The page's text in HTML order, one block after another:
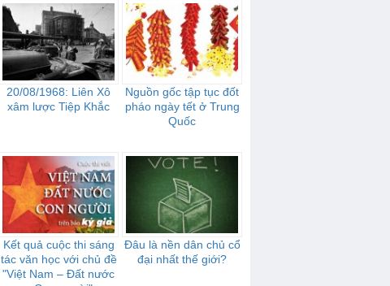
20/08/1968: Liên Xô
xâm lược Tiệp Khắc
Nguồn gốc tập tục đốt
pháo ngày tết ở Trung
Quốc
Kết quả cuộc thi sáng
tác văn học với chủ đề
"Việt Nam – Đất nước
Đâu là nền dân chủ cổ
đại nhất thế giới?